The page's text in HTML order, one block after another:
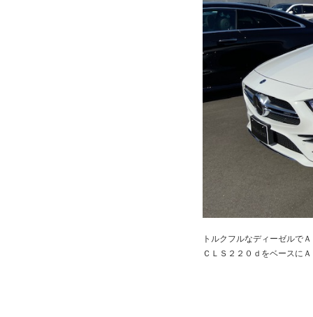
トルクフルなディーゼルで
ＣＬＳ２２０ｄをベースに